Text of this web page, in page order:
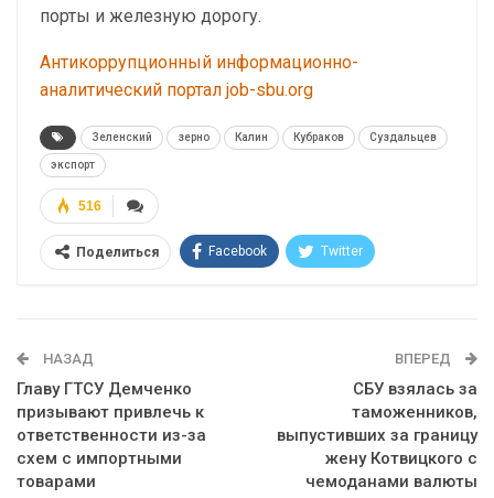
порты и железную дорогу.
Антикоррупционный информационно-
аналитический портал job-sbu.org
Зеленский зерно Калин Кубраков Суздальцев
экспорт
516
Поделиться Facebook Twitter
НАЗАД
Главу ГТСУ Демченко
призывают привлечь к
ответственности из-за
схем с импортными
товарами
ВПЕРЕД
СБУ взялась за
таможенников,
выпустивших за границу
жену Котвицкого с
чемоданами валюты